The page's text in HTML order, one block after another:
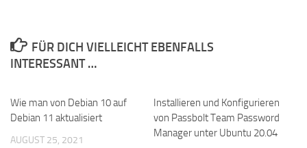
FÜR DICH VIELLEICHT EBENFALLS
INTERESSANT …
Wie man von Debian 10 auf
Debian 11 aktualisiert
AUGUST 25, 2021
Installieren und Konfigurieren
von Passbolt Team Password
Manager unter Ubuntu 20.04